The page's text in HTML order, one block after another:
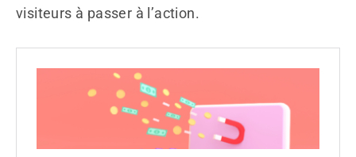
visiteurs à passer à l’action.